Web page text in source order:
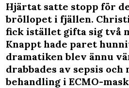
Hjärtat satte stopp för
bröllopet i fjällen.
fick istället gifta sig två
Knappt hade paret
dramatiken blev ännu
drabbades av sepsis och
behandling i ECMO-